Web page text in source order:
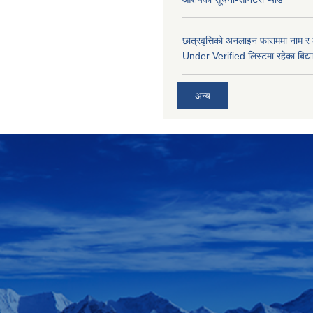
छात्रवृत्तिको अनलाइन फाराममा नाम
Under Verified लिस्टमा रहेका
अन्य